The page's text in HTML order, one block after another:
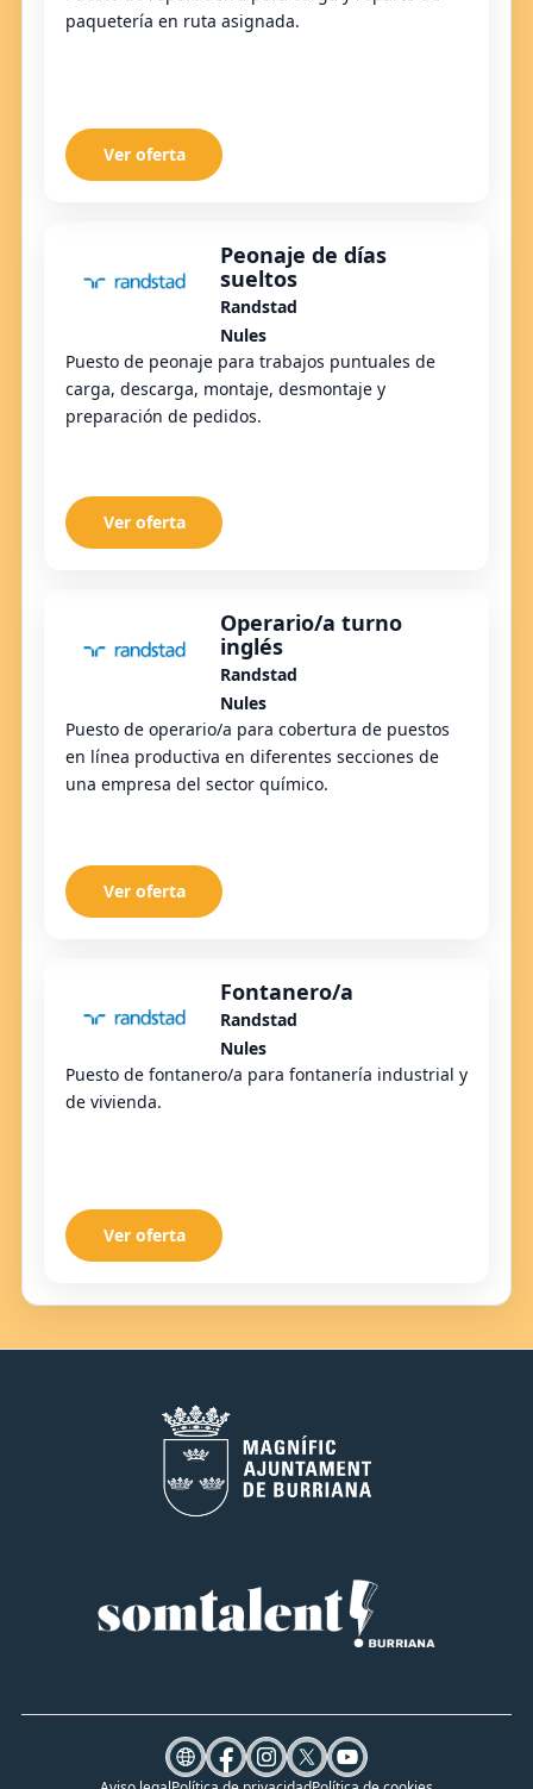
paquetería en ruta asignada.
Ver oferta
Peonaje de días
sueltos
Randstad
Nules
Puesto de peonaje para trabajos puntuales de
carga, descarga, montaje, desmontaje y
preparación de pedidos.
Ver oferta
Operario/a turno
inglés
Randstad
Nules
Puesto de operario/a para cobertura de puestos
en línea productiva en diferentes secciones de
una empresa del sector químico.
Ver oferta
Fontanero/a
Randstad
Nules
Puesto de fontanero/a para fontanería industrial y
de vivienda.
Ver oferta